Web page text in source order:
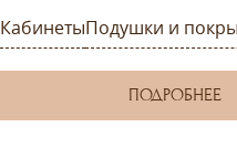
КабинетыПодушки и
ПОДРОБНЕЕ